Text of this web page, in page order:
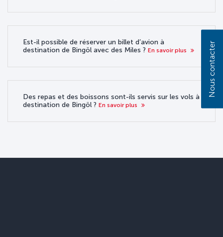
Est-il possible de réserver un billet d’avion à
destination de Bingöl avec des Miles ? En savoir plus
Des repas et des boissons sont-ils servis sur les vols à
destination de Bingöl ? En savoir plus
Nous contacter